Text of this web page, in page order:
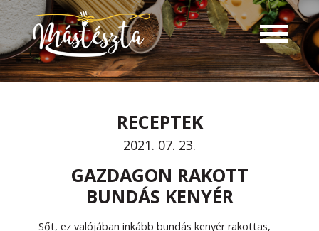
RECEPTEK
2021. 07. 23.
GAZDAGON RAKOTT
BUNDÁS KENYÉR
Sőt, ez valójában inkább bundás kenyér rakottas,